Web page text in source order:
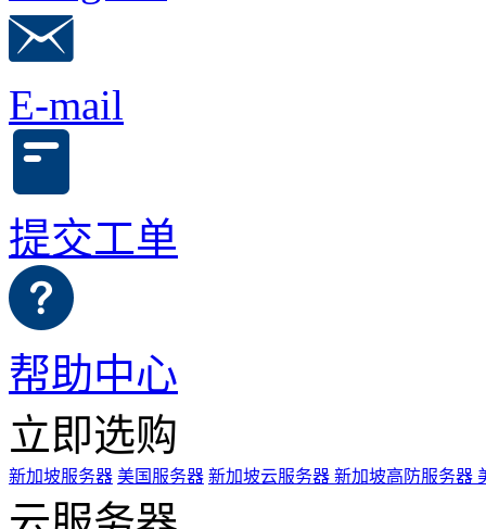
E-mail
提交工单
帮助中心
立即选购
新加坡服务器 美国服务器 新加坡云服务器 新加坡高防服务器